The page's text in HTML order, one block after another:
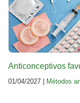
Anticonceptivos
01/04/2027 | Métodos